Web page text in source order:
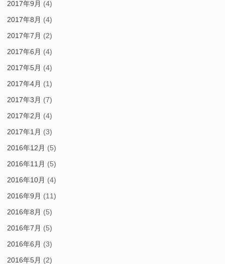
2017年9月 (4)
2017年8月 (4)
2017年7月 (2)
2017年6月 (4)
2017年5月 (4)
2017年4月 (1)
2017年3月 (7)
2017年2月 (4)
2017年1月 (3)
2016年12月 (5)
2016年11月 (5)
2016年10月 (4)
2016年9月 (11)
2016年8月 (5)
2016年7月 (5)
2016年6月 (3)
2016年5月 (2)